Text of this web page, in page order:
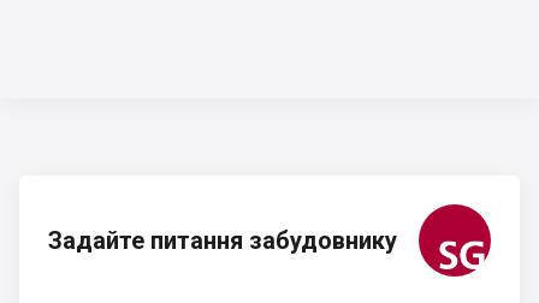
Задайте питання забудовнику